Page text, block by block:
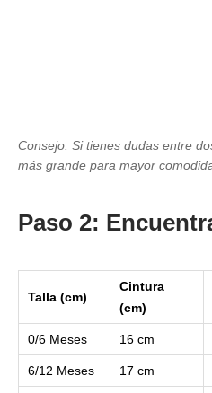
Consejo: Si tienes dudas entre
más grande para mayor
Paso 2:
Talla (cm)
Cintura
(cm)
0/6 Meses 16 cm
6/12 Meses 17 cm